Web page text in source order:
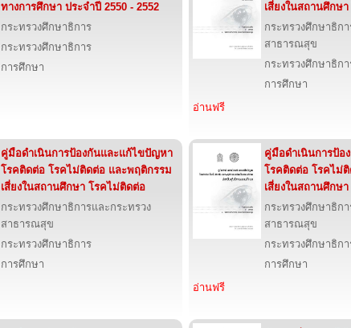
ทางการศึกษา ประจำปี 2550 - 2552
กระทรวงศึกษาธิการ
กระทรวงศึกษาธิการ
การศึกษา
เสี่ยงในสถานศึกษ
กระทรวงศึกษาธิก
สาธารณสุข
กระทรวงศึกษาธิกา
การศึกษา
อ่านฟรี
คู่มือดำเนินการป้องกันและแก้ไขปัญหา
โรคติดต่อ โรคไม่ติดต่อ และพฤติกรรม
เสี่ยงในสถานศึกษา โรคไม่ติดต่อ
กระทรวงศึกษาธิการและกระทรวง
สาธารณสุข
กระทรวงศึกษาธิการ
การศึกษา
คู่มือดำเนินการป้
โรคติดต่อ โรคไม่
เสี่ยงในสถานศึกษ
กระทรวงศึกษาธิก
สาธารณสุข
กระทรวงศึกษาธิกา
การศึกษา
อ่านฟรี